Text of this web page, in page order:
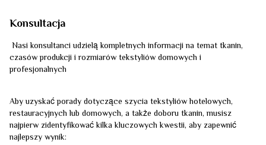
Konsultacja
Nasi konsultanci udzielą kompletnych informacji na temat tkanin,
czasów produkcji i rozmiarów tekstyliów domowych i
profesjonalnych
Aby uzyskać porady dotyczące szycia tekstyliów hotelowych,
restauracyjnych lub domowych, a także doboru tkanin, musisz
najpierw zidentyfikować kilka kluczowych kwestii, aby zapewnić
najlepszy wynik: